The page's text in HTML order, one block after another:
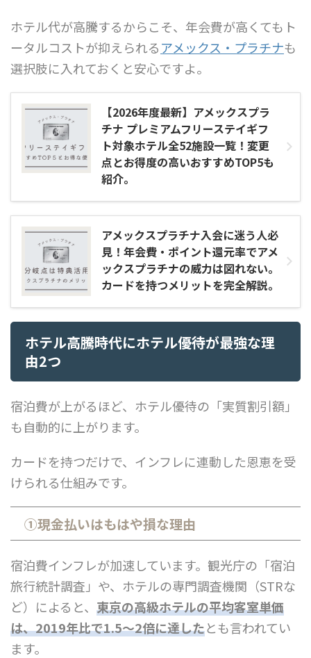
ホテル代が高騰するからこそ、年会費が高くてもト
ータルコストが抑えられるアメックス・プラチナも
選択肢に入れておくと安心ですよ。
【2026年度最新】アメックスプラ
チナ プレミアムフリーステイギフ
ト対象ホテル全52施設一覧！変更
点とお得度の高いおすすめTOP5も
紹介。
アメックスプラチナ入会に迷う人必
見！年会費・ポイント還元率でアメ
ックスプラチナの威力は図れない。
カードを持つメリットを完全解説。
ホテル高騰時代にホテル優待が最強な理
由2つ
宿泊費が上がるほど、ホテル優待の「実質割引額」
も自動的に上がります。
カードを持つだけで、インフレに連動した恩恵を受
けられる仕組みです。
①現金払いはもはや損な理由
宿泊費インフレが加速しています。観光庁の「宿泊
旅行統計調査」や、ホテルの専門調査機関（STRな
ど）によると、 東京の高級ホテルの平均客室単価
は、2019年比で1.5〜2倍に達したとも言われてい
ます。